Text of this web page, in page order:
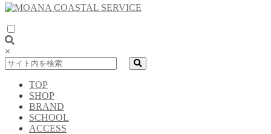
×
TOP
SHOP
BRAND
SCHOOL
ACCESS